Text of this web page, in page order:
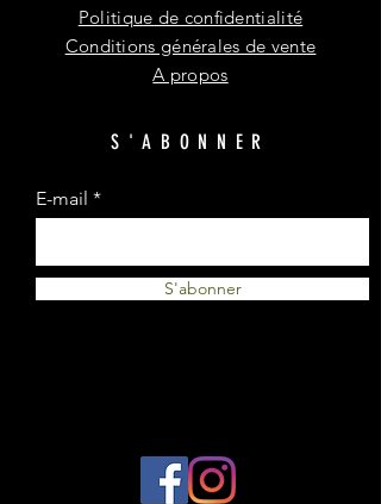
Politique de confidentialité
Conditions générales de vente
A propos
S'ABONNER
E-mail
S'abonner